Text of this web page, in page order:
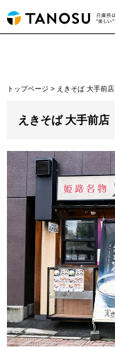
トップページ > えきそば 大手前店
えきそば 大手前店